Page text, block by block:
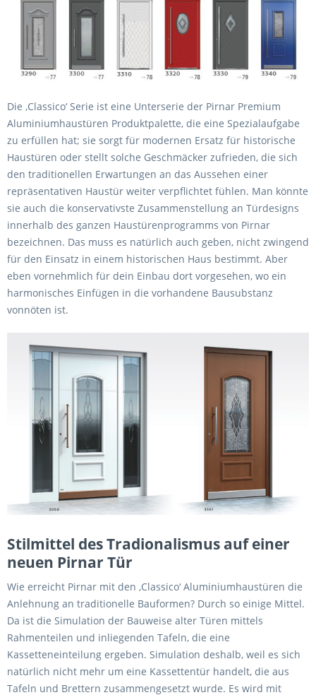
Die ‚Classico‘ Serie ist eine Unterserie der Pirnar Premium
Aluminiumhaustüren Produktpalette, die eine Spezialaufgabe
zu erfüllen hat; sie sorgt für modernen Ersatz für historische
Haustüren oder stellt solche Geschmäcker zufrieden, die sich
den traditionellen Erwartungen an das Aussehen einer
repräsentativen Haustür weiter verpflichtet fühlen. Man könnte
sie auch die konservativste Zusammenstellung an Türdesigns
innerhalb des ganzen Haustürenprogramms von Pirnar
bezeichnen. Das muss es natürlich auch geben, nicht zwingend
für den Einsatz in einem historischen Haus bestimmt. Aber
eben vornehmlich für dein Einbau dort vorgesehen, wo ein
harmonisches Einfügen in die vorhandene Bausubstanz
vonnöten ist.
Stilmittel des Tradionalismus auf einer
neuen Pirnar Tür
Wie erreicht Pirnar mit den ‚Classico‘ Aluminiumhaustüren die
Anlehnung an traditionelle Bauformen? Durch so einige Mittel.
Da ist die Simulation der Bauweise alter Türen mittels
Rahmenteilen und inliegenden Tafeln, die eine
Kassetteneinteilung ergeben. Simulation deshalb, weil es sich
natürlich nicht mehr um eine Kassettentür handelt, die aus
Tafeln und Brettern zusammengesetzt wurde. Es wird mit